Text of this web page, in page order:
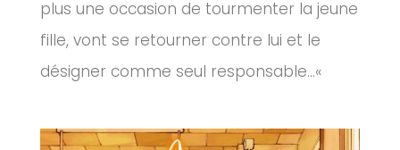
plus une occasion de tourmenter la jeune
fille, vont se retourner contre lui et le
désigner comme seul responsable…«